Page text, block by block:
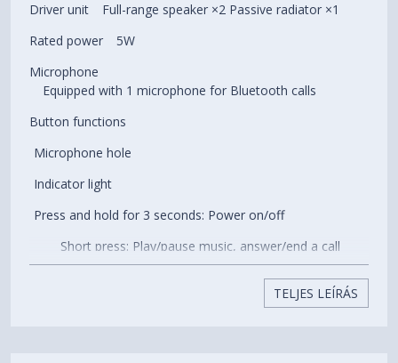
Driver unit
Full-range speaker ×2 Passive radiator ×1
Rated power
5W
Microphone
Equipped with 1 microphone for Bluetooth calls
Button functions
Microphone hole
Indicator light
Press and hold for 3 seconds: Power on/off
Short press: Play/pause music, answer/end a call
Press and hold for 10 seconds: Force restart
TELJES LEÍRÁS